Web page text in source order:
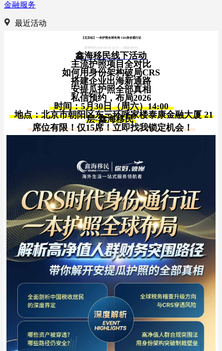
金融服务
最近活动
【北京站】一本护照全球布局 CRS身份通行证
发布时间:2026-05-26 13:31 阅读:88304
鑫海移民线下活动
主流护照项目全对比
如何用身份架构破局CRS
搭建企业出海新通路
安提瓜护照全部真相
私信预约，布局2026
时间：5月30日（周六）14:00
地点：北京市朝阳区东三环呼家楼泰康金融大厦 21
层-鑫海移民
席位有限！仅15席！立即找我锁定机会！